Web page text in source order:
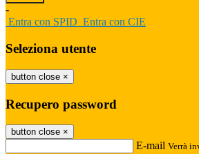
-
Entra con SPID Entra con CIE
Seleziona utente
button close ×
Recupero password
button close ×
E-mail Verrà